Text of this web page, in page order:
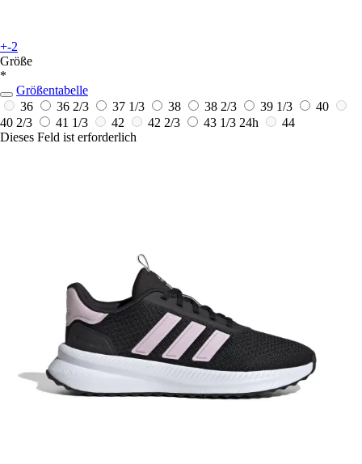
+-2
Größe
*
Größentabelle
36
36 2/3 37 1/3 38 38 2/3 39 1/3
40
40 2/3
41 1/3 42 42 2/3 43 1/3 24h
44
Dieses Feld ist erforderlich